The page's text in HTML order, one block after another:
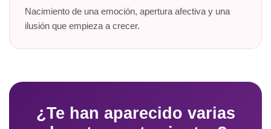
Nacimiento de una emoción, apertura afectiva y una
ilusión que empieza a crecer.
¿Te han aparecido varias